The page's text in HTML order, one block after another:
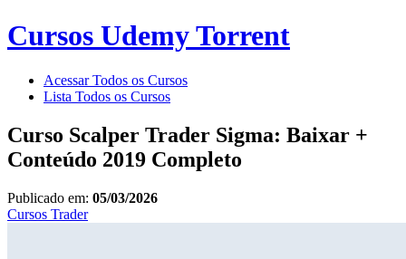
Cursos Udemy Torrent
Acessar Todos os Cursos
Lista Todos os Cursos
Curso Scalper Trader Sigma: Baixar +
Conteúdo 2019 Completo
Publicado em: 05/03/2026
Cursos Trader